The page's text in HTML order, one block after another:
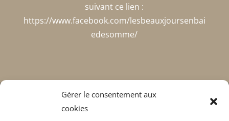
Gérer le consentement aux
cookies
suivant ce lien :
https://www.facebook.com/lesbeauxjoursenbai
edesomme/
les beaux jours en baie de Somme
carte cadeau